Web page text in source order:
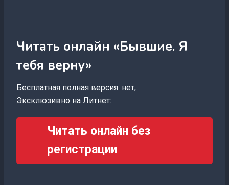
Читать онлайн «Бывшие. Я
тебя верну»
Бесплатная полная версия: нет;
Эксклюзивно на Литнет:
Читать онлайн без
регистрации